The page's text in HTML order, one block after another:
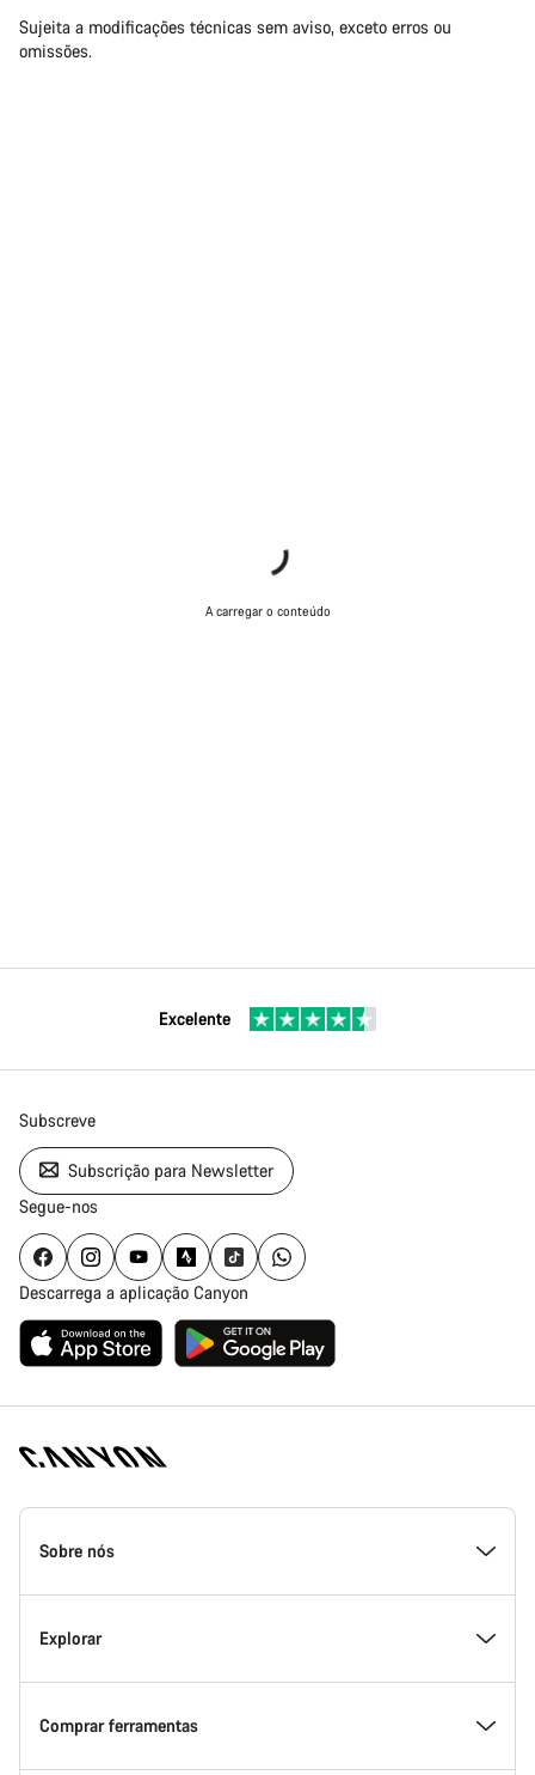
Sujeita a modificações técnicas sem aviso, exceto erros ou
omissões.
A carregar o conteúdo
Excelente
Subscreve
Subscrição para Newsletter
Segue-nos
Descarrega a aplicação Canyon
Rodapé
inicial
Sobre nós
Dentro da Canyon
Inovação na Canyon
Explorar
Eventos
Comprar ferramentas